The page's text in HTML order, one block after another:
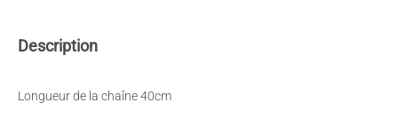
Description
Longueur de la chaîne 40cm